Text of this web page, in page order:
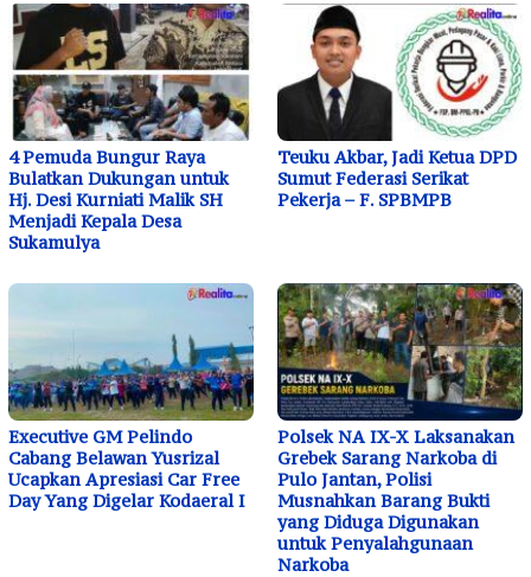
4 Pemuda Bungur Raya
Bulatkan Dukungan untuk
Hj. Desi Kurniati Malik SH
Menjadi Kepala Desa
Sukamulya
Teuku Akbar, Jadi Ketua DPD
Sumut Federasi Serikat
Pekerja – F. SPBMPB
Executive GM Pelindo
Cabang Belawan Yusrizal
Ucapkan Apresiasi Car Free
Day Yang Digelar Kodaeral I
Polsek NA IX-X Laksanakan
Grebek Sarang Narkoba di
Pulo Jantan, Polisi
Musnahkan Barang Bukti
yang Diduga Digunakan
untuk Penyalahgunaan
Narkoba